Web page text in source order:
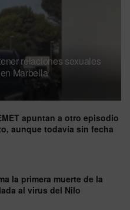
relaciones sexuales
Marbella
apuntan a otro episodio
aunque todavía sin fecha
la primera muerte de la
al virus del Nilo